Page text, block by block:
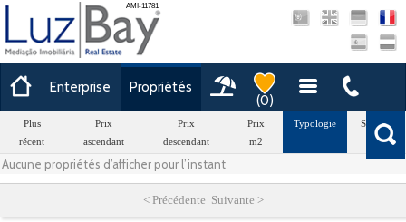
AMI-11781
Enterprise
Propriétés
(0)
Plus
récent
Prix
ascendant
Prix
descendant
Prix
m2
Typologie Surface
Aucune propriétés d’afficher pour l’instant
< Précédente Suivante >